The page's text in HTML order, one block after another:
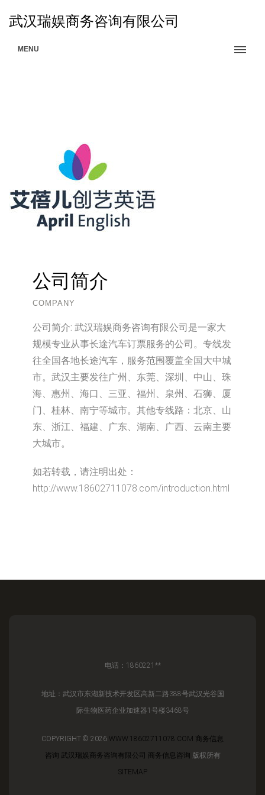
武汉瑞娱商务咨询有限公司
MENU
公司简介
COMPANY
公司简介: 武汉瑞娱商务咨询有限公司是一家大
规模专业从事长途汽车订票服务的公司。专线发
往全国各地长途汽车，服务范围覆盖全国大中城
市。武汉主要发往广州、东莞、深圳、中山、珠
海、惠州、海口、三亚、福州、泉州、石狮、厦
门、桂林、南宁等城市。其他专线路：北京、山
东、浙江、福建、广东、湖南、广西、云南主要
大城市。
如若转载，请注明出处：
http://www.18602711078.com/introduction.html
电话：1860221**
地址：武汉市东湖新技术开发区高新二路388号武汉光谷国
际生物医药企业加速器1号楼3468号
COPYRIGHT © 2026 WWW.18602711078.COM 商务信息
咨询 武汉瑞娱商务咨询有限公司 商务信息咨询 版权所有
SITEMAP